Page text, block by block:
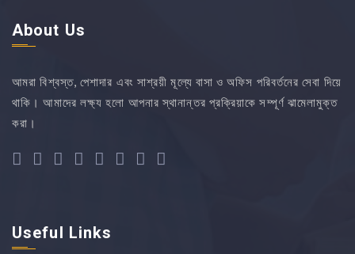
About Us
আমরা বিশ্বস্ত, পেশাদার এবং সাশ্রয়ী মূল্যে বাসা ও অফিস পরিবর্তনের সেবা দিয়ে
থাকি। আমাদের লক্ষ্য হলো আপনার স্থানান্তর প্রক্রিয়াকে সম্পূর্ণ ঝামেলামুক্ত
করা।
Useful Links